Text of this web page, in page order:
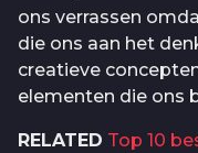
ons verrassen
die ons aan het
creatieve
elementen die ons
RELATED Top 10